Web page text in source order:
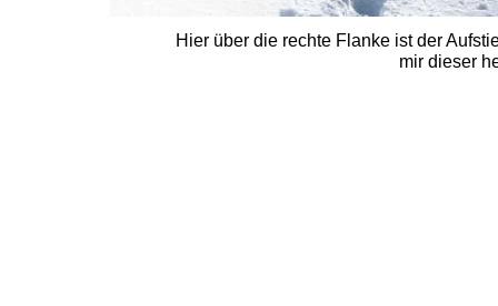
Hier über die rechte Flanke ist der
mir dieser